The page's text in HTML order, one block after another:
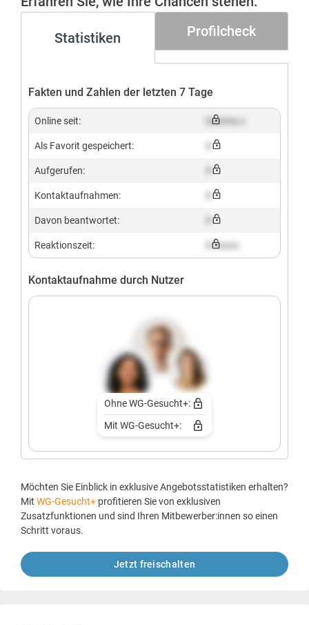
Statistiken Profilcheck
Fakten und Zahlen der letzten 7 Tage
Online seit: Dummy x
Als Favorit gespeichert:
Aufgerufen:
Kontaktaufnahmen:
Davon beantwortet:
Reaktionszeit: X hours
Kontaktaufnahme durch Nutzer
Ohne WG-Gesucht+:
Mit WG-Gesucht+:
Möchten Sie Einblick in exklusive Angebotsstatistiken erhalten?
Mit WG-Gesucht+ profitieren Sie von exklusiven
Zusatzfunktionen und sind Ihren Mitbewerber:innen so einen
Schritt voraus.
Jetzt freischalten